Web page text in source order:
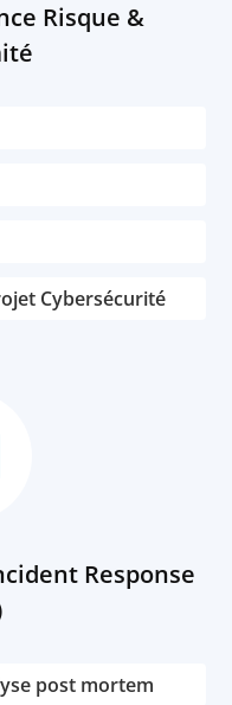
Risque &
Cybersécurité
Response
post mortem